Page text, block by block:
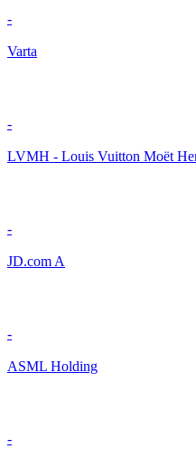
-
Varta
-
LVMH - Louis Vuitton Moët
-
JD.com A
-
ASML Holding
-